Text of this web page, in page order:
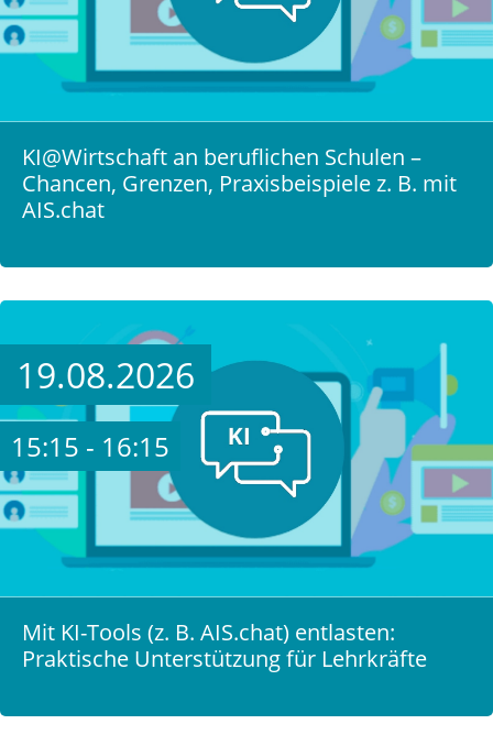
KI@Wirtschaft an beruflichen Schulen –
Chancen, Grenzen, Praxisbeispiele z. B. mit
AIS.chat
19.08.2026
15:15 - 16:15
Mit KI-Tools (z. B. AIS.chat) entlasten:
Praktische Unterstützung für Lehrkräfte